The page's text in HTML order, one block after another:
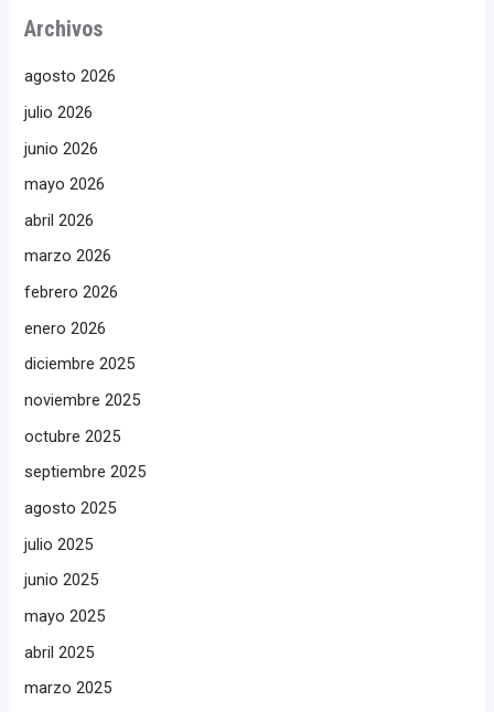
Archivos
agosto 2026
julio 2026
junio 2026
mayo 2026
abril 2026
marzo 2026
febrero 2026
enero 2026
diciembre 2025
noviembre 2025
octubre 2025
septiembre 2025
agosto 2025
julio 2025
junio 2025
mayo 2025
abril 2025
marzo 2025